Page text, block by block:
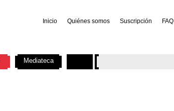
Inicio Quiénes somos Suscripción FAQ
Mediateca